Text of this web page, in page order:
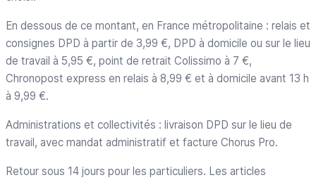
En dessous de ce montant, en France métropolitaine : relais et
consignes DPD à partir de 3,99 €, DPD à domicile ou sur le lieu
de travail à 5,95 €, point de retrait Colissimo à 7 €,
Chronopost express en relais à 8,99 € et à domicile avant 13 h
à 9,99 €.
Administrations et collectivités : livraison DPD sur le lieu de
travail, avec mandat administratif et facture Chorus Pro.
Retour sous 14 jours pour les particuliers. Les articles